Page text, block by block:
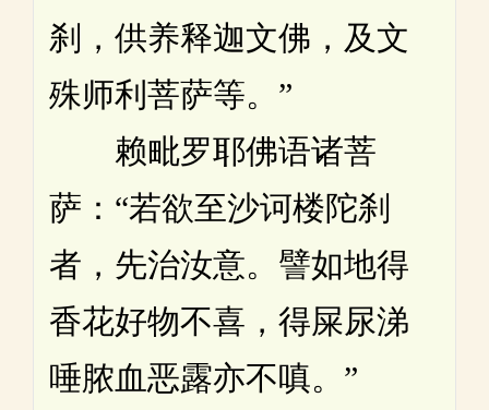
刹，供养释迦文佛，及文
殊师利菩萨等。”
赖毗罗耶佛语诸菩
萨：“若欲至沙诃楼陀刹
者，先治汝意。譬如地得
香花好物不喜，得屎尿涕
唾脓血恶露亦不嗔。”